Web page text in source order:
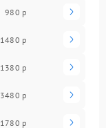
980 р
1480 р
1380 р
3480 р
1780 р